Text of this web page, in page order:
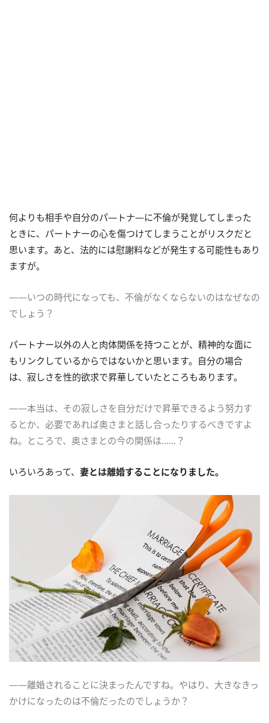
何よりも相手や自分のパ―トナ―に不倫が発覚してしまった
ときに、パートナーの心を傷つけてしまうことがリスクだと
思います。あと、法的には慰謝料などが発生する可能性もあり
ますが。
――いつの時代になっても、不倫がなくならないのはなぜなの
でしょう？
パートナー以外の人と肉体関係を持つことが、精神的な面に
もリンクしているからではないかと思います。自分の場合
は、寂しさを性的欲求で昇華していたところもあります。
――本当は、その寂しさを自分だけで昇華できるよう努力す
るとか、必要であれば奥さまと話し合ったりするべきですよ
ね。ところで、奥さまとの今の関係は……？
いろいろあって、 妻とは離婚することになりました。
――離婚されることに決まったんですね。やはり、大きなきっ
かけになったのは不倫だったのでしょうか？